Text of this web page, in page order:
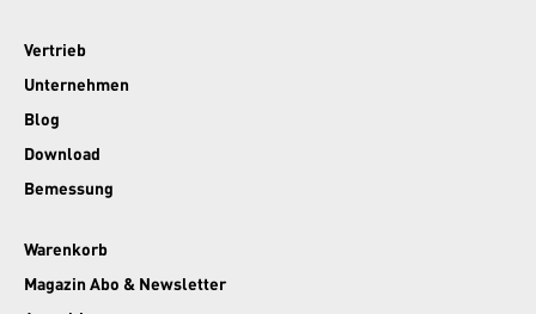
Vertrieb
Unternehmen
Blog
Download
Bemessung
Warenkorb
Magazin Abo & Newsletter